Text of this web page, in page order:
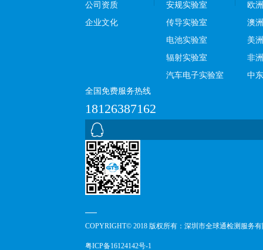
公司资质
企业文化
安规实验室
传导实验室
电池实验室
辐射实验室
汽车电子实验室
欧洲
澳洲
美洲
非洲
中东
全国免费服务热线
18126387162
COPYRIGHT© 2018 版权所有：深圳市全球通检测服务
粤ICP备16124142号-1